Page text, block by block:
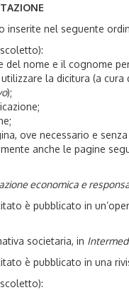
inserite nel seguente
del nome e il cognome
la dicitura (a cura
);
ove necessario e
anche le pagine
economica e
è pubblicato in
societaria, in
è pubblicato in una